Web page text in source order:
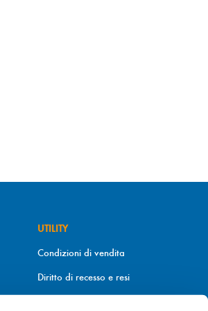
UTILITY
Condizioni di vendita
Diritto di recesso e resi